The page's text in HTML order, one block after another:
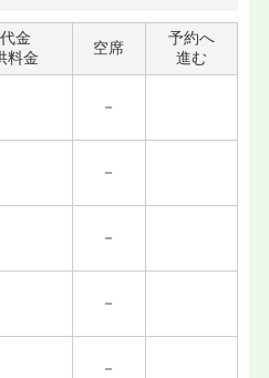
金
料金
空席
予約へ
進む
－
－
－
－
－